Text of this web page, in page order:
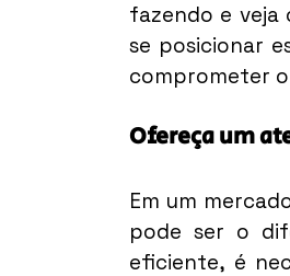
fazendo e veja
se posicionar
comprometer
Ofereça um
Em um
pode ser o
eficiente, é